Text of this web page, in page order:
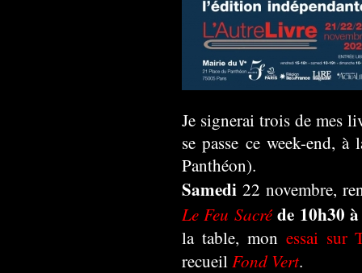
Je signerai trois de mes
se passe ce week-end,
Panthéon).
Samedi22 novembre,
Le Feu Sacré de 10h30
la table, mon essai sur
recueil Fond Vert.